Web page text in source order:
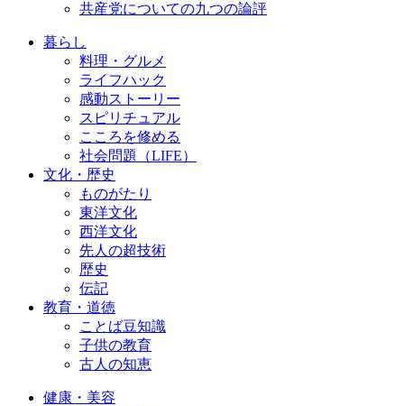
共産党についての九つの論評
暮らし
料理・グルメ
ライフハック
感動ストーリー
スピリチュアル
こころを修める
社会問題（LIFE）
文化・歴史
ものがたり
東洋文化
西洋文化
先人の超技術
歴史
伝記
教育・道徳
ことば豆知識
子供の教育
古人の知恵
健康・美容